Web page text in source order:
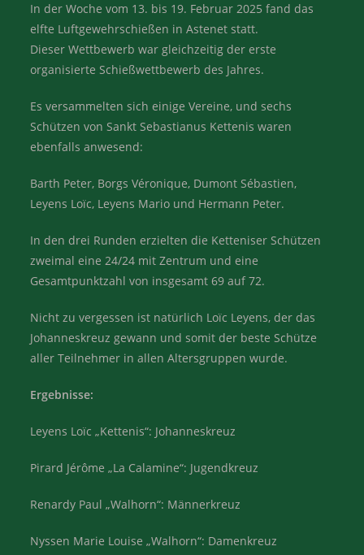
In der Woche vom 13. bis 19. Februar 2025 fand das
elfte Luftgewehrschießen in Astenet statt.
Dieser Wettbewerb war gleichzeitig der erste
organisierte Schießwettbewerb des Jahres.
Es versammelten sich einige Vereine, und sechs
Schützen von Sankt Sebastianus Kettenis waren
ebenfalls anwesend:
Barth Peter, Borgs Véronique, Dumont Sébastien,
Leyens Loïc, Leyens Mario und Hermann Peter.
In den drei Runden erzielten die Ketteniser Schützen
zweimal eine 24/24 mit Zentrum und eine
Gesamtpunktzahl von insgesamt 69 auf 72.
Nicht zu vergessen ist natürlich Loïc Leyens, der das
Johanneskreuz gewann und somit der beste Schütze
aller Teilnehmer in allen Altersgruppen wurde.
Ergebnisse:
Leyens Loïc „Kettenis“: Johanneskreuz
Pirard Jérôme „La Calamine“: Jugendkreuz
Renardy Paul „Walhorn“: Männerkreuz
Nyssen Marie Louise „Walhorn“: Damenkreuz